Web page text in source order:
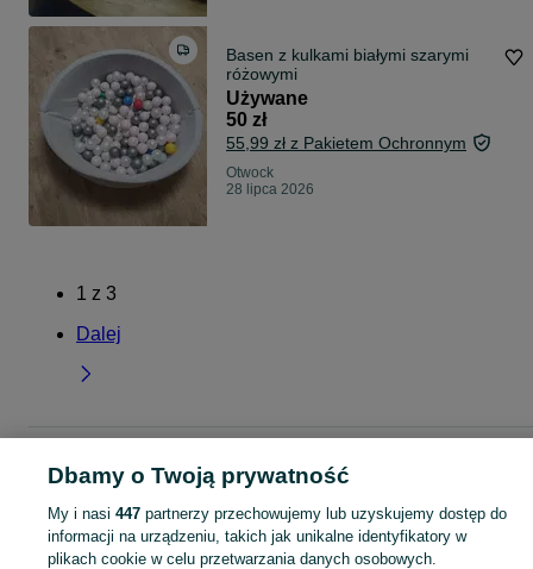
Basen z kulkami białymi szarymi
różowymi
Używane
50 zł
55,99 zł z Pakietem Ochronnym
Otwock
28 lipca 2026
1 z 3
Dalej
niemowląt - Mazowieckie
Zabawki dla niemowląt - Otwock
KATEGORIA
Dbamy o Twoją prywatność
My i nasi 447partnerzy przechowujemy lub uzyskujemy dostęp do
informacji na urządzeniu, takich jak unikalne identyfikatory w
plikach cookie w celu przetwarzania danych osobowych.